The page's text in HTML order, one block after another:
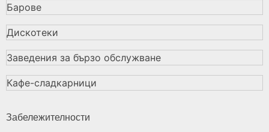
Барове
Дискотеки
Заведения за бързо обслужване
Кафе-сладкарници
Забележителности